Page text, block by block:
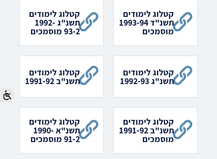
קטלוג לימודים
תשנ"ד 1993-94
מוסמכים
קטלוג לימודים
תשנ"ג 1992-
93-2 מוסמכים
קטלוג לימודים
תשנ"ג 1992-93
קטלוג לימודים
תשנ"ב 1991-92
קטלוג לימודים
תשנ"ב 1991-92
מוסמכים
קטלוג לימודים
תשנ"א 1990-
91-2 מוסמכים